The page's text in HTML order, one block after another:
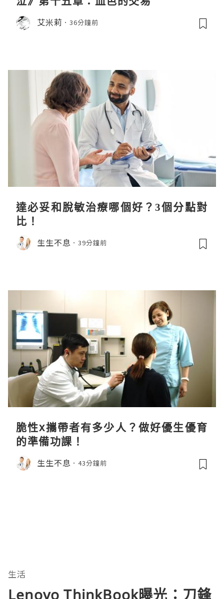
艾米莉 36分鐘前
達必妥和脫敏治療哪個好？3個分點對
比！
生生不息 39分鐘前
脆性x攜帶者有多少人？做好優生優育
的準備功課！
生生不息 43分鐘前
生活
Lenovo ThinkBook曝光：刀鋒